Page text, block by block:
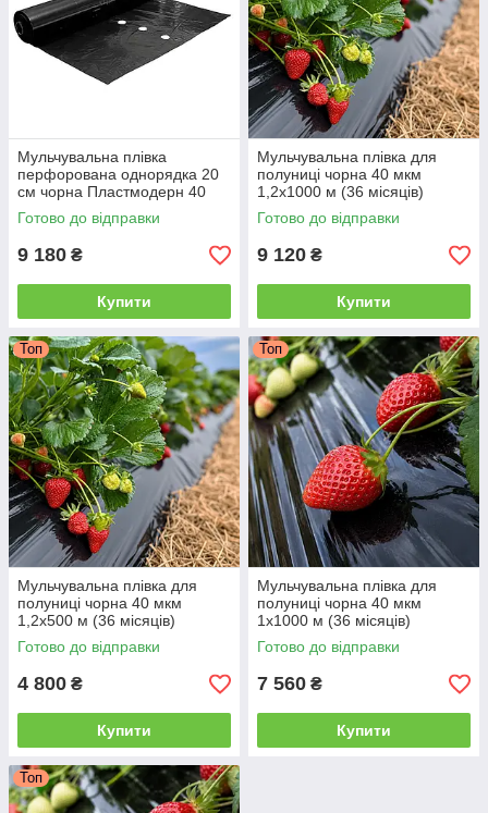
Мульчувальна плівка
перфорована однорядка 20
см чорна Пластмодерн 40
мкм 1х1000 м (24 місяці)
Готово до відправки
9 180 ₴
Купити
Мульчувальна плівка для
полуниці чорна 40 мкм
1,2х1000 м (36 місяців)
Готово до відправки
9 120 ₴
Купити
Топ
Мульчувальна плівка для
полуниці чорна 40 мкм
1,2х500 м (36 місяців)
Готово до відправки
4 800 ₴
Купити
Топ
Мульчувальна плівка для
полуниці чорна 40 мкм
1х1000 м (36 місяців)
Готово до відправки
7 560 ₴
Купити
Топ